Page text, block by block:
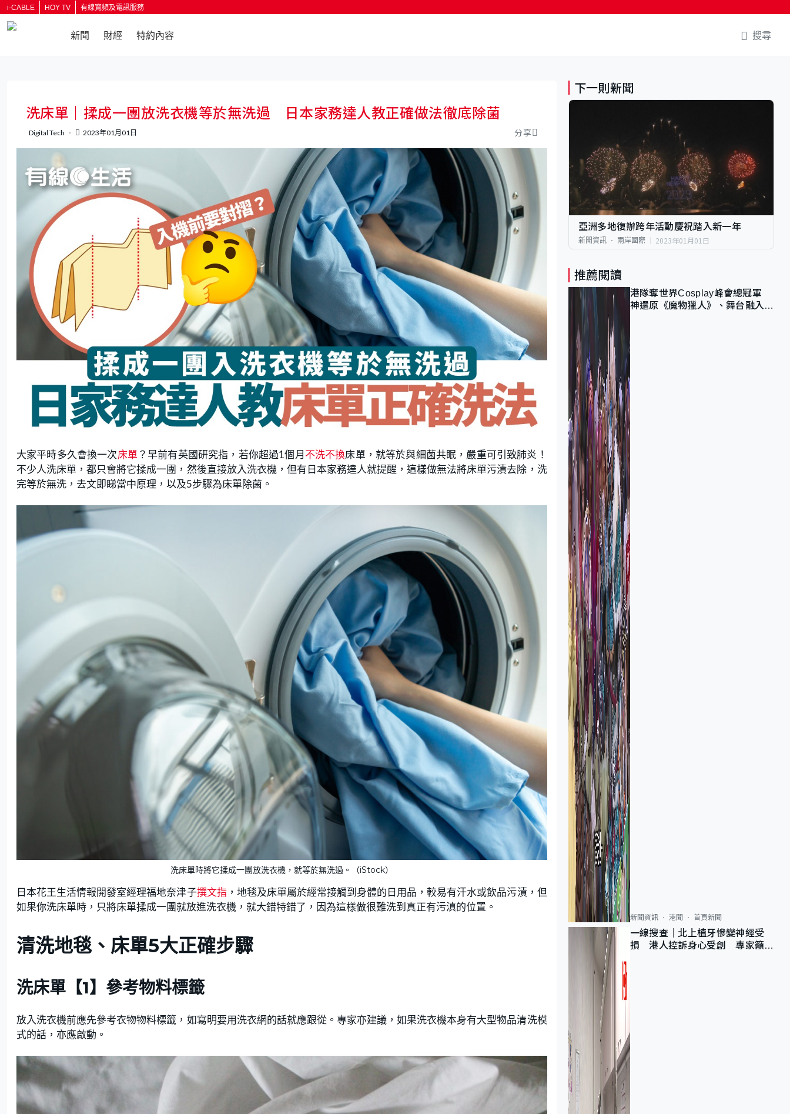
i-CABLE HOY TV 有線寬頻及電訊服務
新聞 財經 特約內容 搜尋
洗床單｜揉成一團放洗衣機等於無洗過 日本家務達人教正確做法徹底除菌
Digital Tech 2023年01月01日 分享
大家平時多久會換一次床單 ？早前有英國研究指，若你超過1個月不洗不換床單，就等於與細菌共眠，嚴重可引致肺炎！
不少人洗床單，都只會將它揉成一團，然後直接放入洗衣機，但有日本家務達人就提醒，這樣做無法將床單污漬去除，洗
完等於無洗，去文即睇當中原理，以及5步驟為床單除菌。
洗床單時將它揉成一團放洗衣機，就等於無洗過。（iStock）
日本花王生活情報開發室經理福地奈津子撰文指，地毯及床單屬於經常接觸到身體的日用品，較易有汗水或飲品污漬，但
如果你洗床單時，只將床單揉成一團就放進洗衣機，就大錯特錯了，因為這樣做很難洗到真正有污滇的位置。
清洗地毯、床單5大正確步驟
洗床單【1】參考物料標籤
放入洗衣機前應先參考衣物物料標籤，如寫明要用洗衣網的話就應跟從。專家亦建議，如果洗衣機本身有大型物品清洗模
式的話，亦應啟動。
下一則新聞
亞洲多地復辦跨年活動慶祝踏入新一年
新聞資訊 兩岸國際 2023年01月01日
推薦閱讀
港隊奪世界Cosplay峰會總冠軍
神還原《魔物獵人》、舞台融入獅
新聞資訊 港聞 首頁新聞
一線搜查｜北上植牙慘變神經受
損 港人控訴身心受創 專家籲理